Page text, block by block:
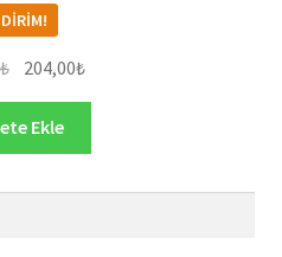
₺ Orijinal
255,00₺.
204,00₺Şu
204,00₺.
Ekle